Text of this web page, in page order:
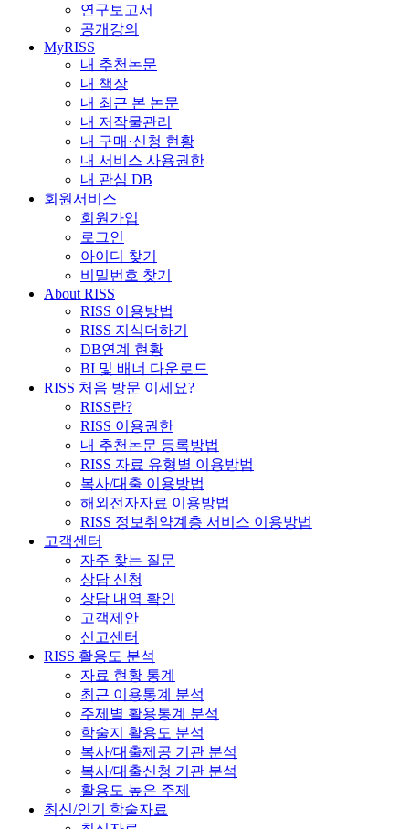
연구보고서
공개강의
MyRISS
내 추천논문
내 책장
내 최근 본 논문
내 저작물관리
내 구매·신청 현황
내 서비스 사용권한
내 관심 DB
회원서비스
회원가입
로그인
아이디 찾기
비밀번호 찾기
About RISS
RISS 이용방법
RISS 지식더하기
DB연계 현황
BI 및 배너 다운로드
RISS 처음 방문 이세요?
RISS란?
RISS 이용권한
내 추천논문 등록방법
RISS 자료 유형별 이용방법
복사/대출 이용방법
해외전자자료 이용방법
RISS 정보취약계층 서비스 이용방법
고객센터
자주 찾는 질문
상담 신청
상담 내역 확인
고객제안
신고센터
RISS 활용도 분석
자료 현황 통계
최근 이용통계 분석
주제별 활용통계 분석
학술지 활용도 분석
복사/대출제공 기관 분석
복사/대출신청 기관 분석
활용도 높은 주제
최신/인기 학술자료